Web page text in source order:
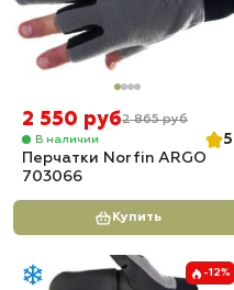
2 550 руб2 865 руб
В наличии
5
Перчатки Norfin ARGO
703066
Купить
-12%